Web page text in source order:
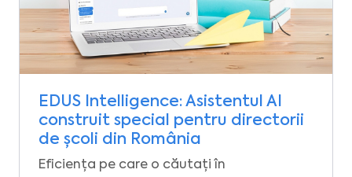
EDUS Intelligence: Asistentul AI
construit special pentru directorii
de școli din România
Eficiența pe care o căutați în